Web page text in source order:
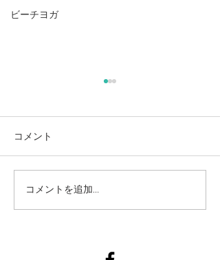
ビーチヨガ
コメント
コメントを追加…